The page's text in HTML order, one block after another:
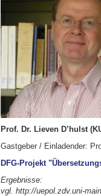
Prof. Dr. Lieven D’hulst
Gastgeber / Einladender:
DFG-Projekt
Ergebnisse:
vgl. http://uepol.zdv.uni-